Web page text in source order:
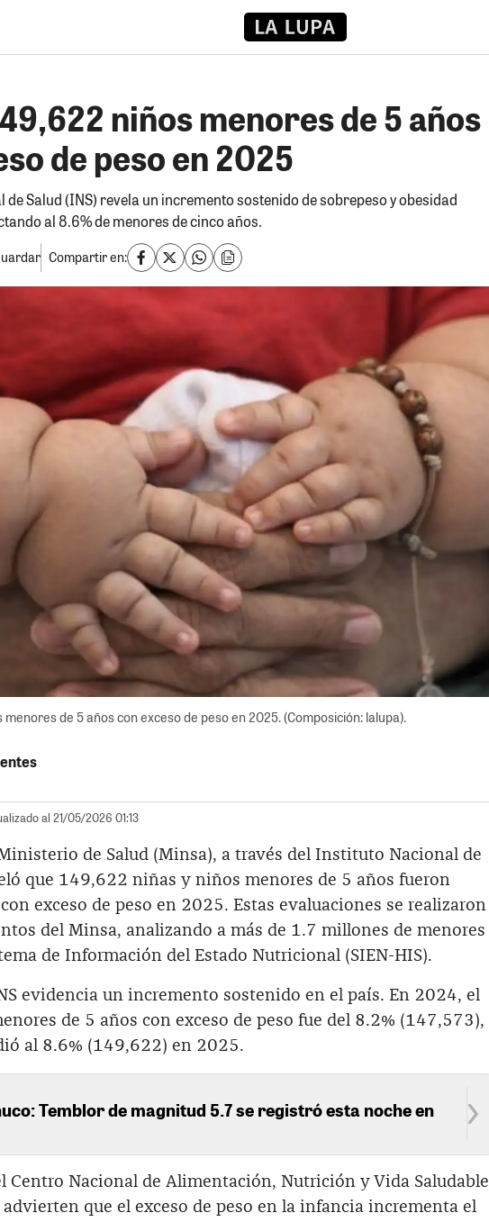
niños menores de 5 años
de peso en 2025
Salud (INS) revela un incremento sostenido de sobrepeso y obesidad
al 8.6% de menores de cinco años.
Compartir en:
menores de 5 años con exceso de peso en 2025. (Composición: lalupa).
al 21/05/2026 01:13
de Salud (Minsa), a través del Instituto Nacional de
que 149,622 niñas y niños menores de 5 años fueron
exceso de peso en 2025. Estas evaluaciones se realizaron
del Minsa, analizando a más de 1.7 millones de menores
de Información del Estado Nutricional (SIEN-HIS).
evidencia un incremento sostenido en el país. En 2024, el
de 5 años con exceso de peso fue del 8.2% (147,573),
al 8.6% (149,622) en 2025.
Temblor de magnitud 5.7 se registró esta noche en
Centro Nacional de Alimentación, Nutrición y Vida Saludable
advierten que el exceso de peso en la infancia incrementa el